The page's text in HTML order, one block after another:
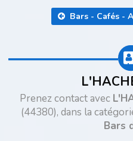
Bars - Cafés -
Prenez contact avec
(44380), dans la
Bars